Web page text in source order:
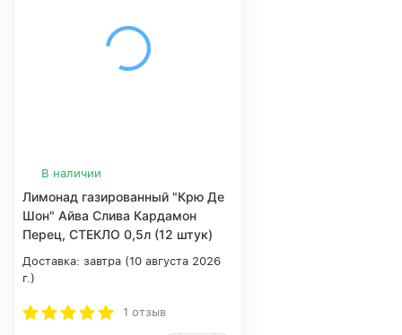
В наличии
Лимонад газированный "Крю Де
Шон" Айва Слива Кардамон
Перец, СТЕКЛО 0,5л (12 штук)
Доставка: завтра (10 августа 2026
г.)
1 отзыв